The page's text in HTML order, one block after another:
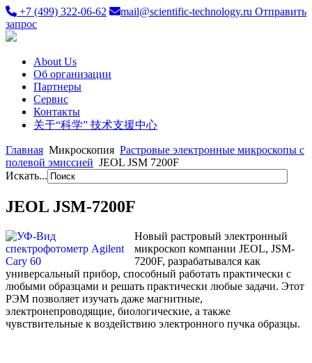
+7 (499) 322-06-62 mail@scientific-technology.ru Отправить
запрос
About Us
Об организации
Партнеры
Сервис
Контакты
关于“科学” 技术支援中心
Главная Микроскопия Растровые электронные микроскопы с
полевой эмиссией JEOL JSM 7200F
Искать...
JEOL JSM-7200F
Новый растровый электронный
микроскоп компании JEOL, JSM-
7200F, разрабатывался как
универсальный прибор, способный работать практически с
любыми образцами и решать практически любые задачи. Этот
РЭМ позволяет изучать даже магнитные,
электронепроводящие, биологические, а также
чувствительные к воздействию электронного пучка образцы.